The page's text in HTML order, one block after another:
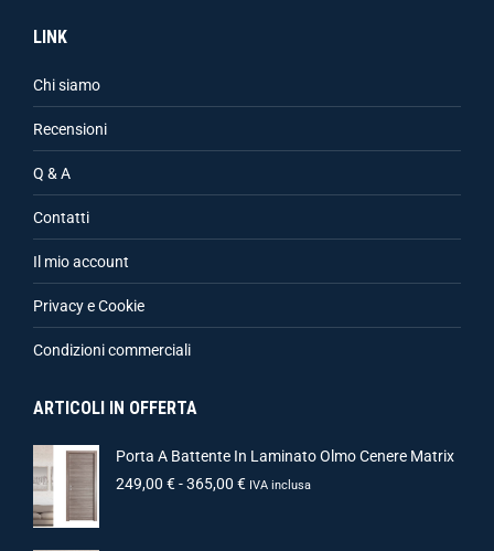
LINK
Chi siamo
Recensioni
Q & A
Contatti
Il mio account
Privacy e Cookie
Condizioni commerciali
ARTICOLI IN OFFERTA
Porta A Battente In Laminato Olmo Cenere Matrix
249,00 €-365,00 € IVA inclusa